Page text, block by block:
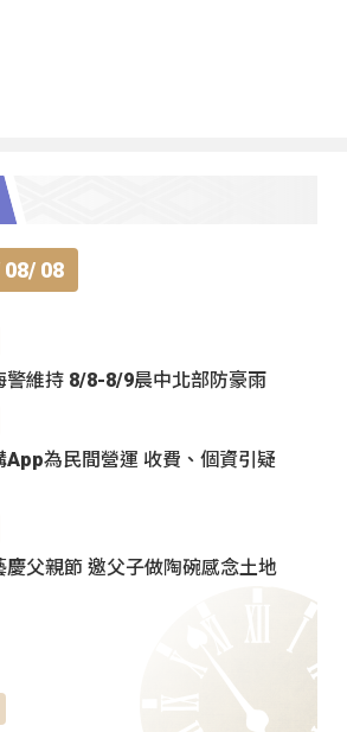
08/ 08
警維持 8/8-8/9晨中北部防豪雨
App為民間營運 收費、個資引疑
慶父親節 邀父子做陶碗感念土地